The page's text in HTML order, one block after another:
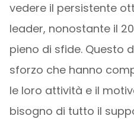
vedere il persistente
leader, nonostante il
pieno di sfide. Questo
sforzo che hanno
le loro attività e il
bisogno di tutto il